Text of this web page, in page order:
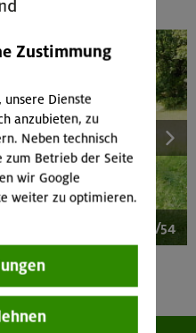
1/54
Zustimmung
unsere Dienste
anzubieten, zu
Neben technisch
zum Betrieb der Seite
wir Google
weiter zu optimieren.